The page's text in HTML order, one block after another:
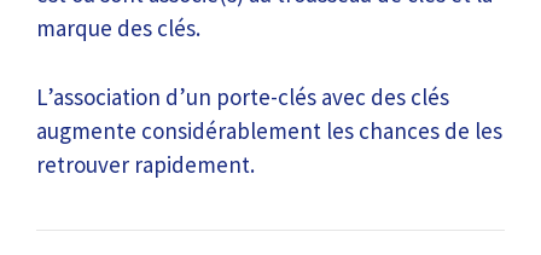
marque des clés.
L’association d’un porte-clés avec des clés
augmente considérablement les chances de les
retrouver rapidement.